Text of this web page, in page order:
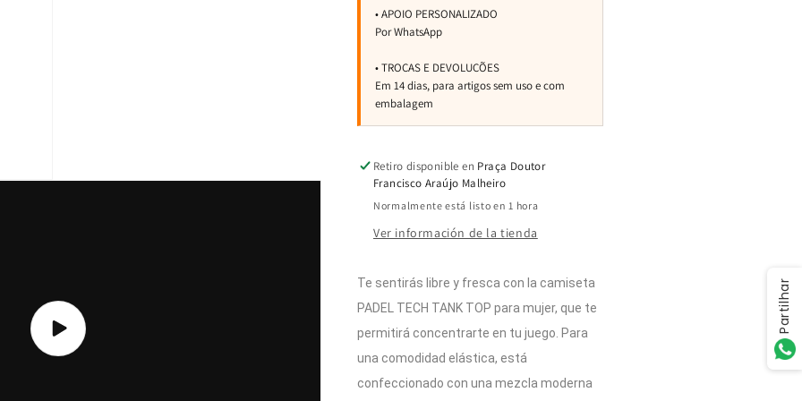
Reproducir
video
Retiro disponible en Praça Doutor
Francisco Araújo Malheiro
Normalmente está listo en 1 hora
Ver información de la tienda
Te sentirás libre y fresca con la camiseta
PADEL TECH TANK TOP para mujer, que te
permitirá concentrarte en tu juego. Para
una comodidad elástica, está
confeccionado con una mezcla moderna
Partilhar